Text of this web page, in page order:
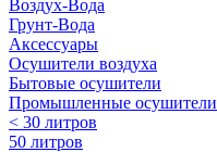
Воздух-Вода
Грунт-Вода
Аксессуары
Осушители воздуха
Бытовые осушители
Промышленные осушители
< 30 литров
50 литров